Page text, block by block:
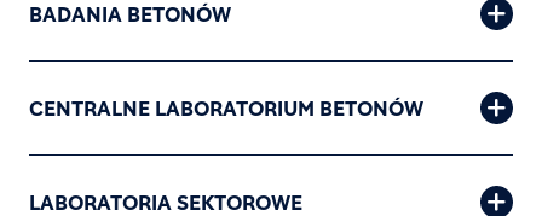
BADANIA BETONÓW
CENTRALNE LABORATORIUM BETONÓW
LABORATORIA SEKTOROWE